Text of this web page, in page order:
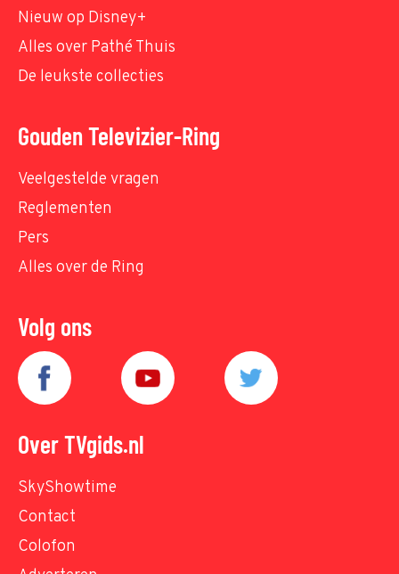
Nieuw op Disney+
Alles over Pathé Thuis
De leukste collecties
Gouden Televizier-Ring
Veelgestelde vragen
Reglementen
Pers
Alles over de Ring
Volg ons
Over TVgids.nl
SkyShowtime
Contact
Colofon